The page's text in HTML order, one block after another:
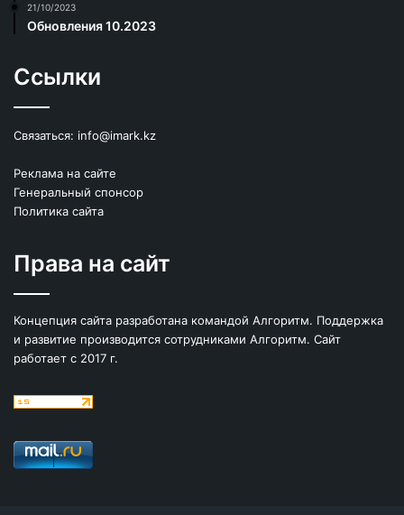
21/10/2023
Обновления 10.2023
Ссылки
Связаться: info@imark.kz
Реклама на сайте
Генеральный спонсор
Политика сайта
Права на сайт
Концепция сайта разработана командой Алгоритм. Поддержка
и развитие производится сотрудниками Алгоритм. Сайт
работает с 2017 г.